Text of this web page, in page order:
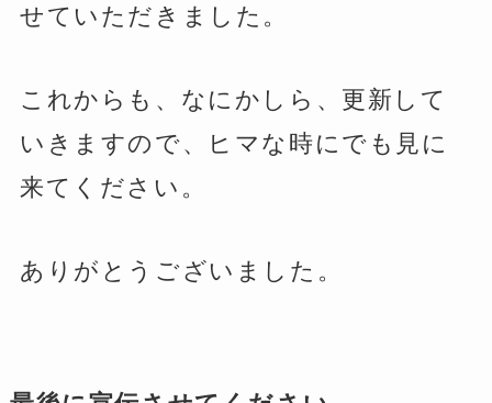
せていただきました。
これからも、なにかしら、更新して
いきますので、ヒマな時にでも見に
来てください。
ありがとうございました。